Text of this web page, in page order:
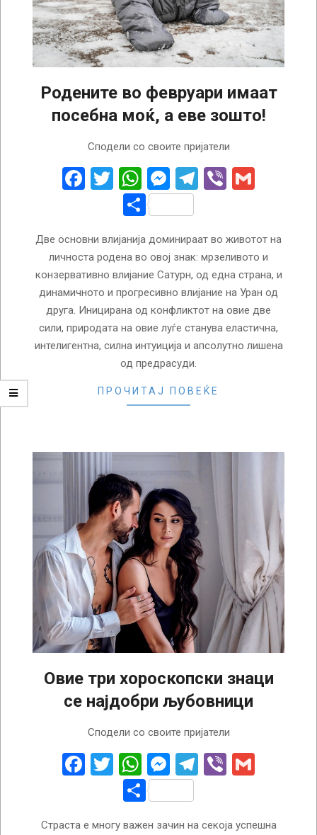
Родените во февруари имаат
посебна моќ, а еве зошто!
Сподели со своите пријатели
Facebook
Twitter
WhatsApp
Messenger
Telegram
Viber
Share
Две основни влијанија доминираат во животот на
личноста родена во овој знак: мрзеливото и
конзервативно влијание Сатурн, од една страна, и
динамичното и прогресивно влијание на Уран од
друга. Иницирана од конфликтот на овие две
сили, природата на овие луѓе станува еластична,
интелигентна, силна интуиција и апсолутно лишена
од предрасуди.
ПРОЧИТАЈ ПОВЕЌЕ
Овие три хороскопски знаци
се најдобри љубовници
Сподели со своите пријатели
Facebook
Twitter
WhatsApp
Messenger
Telegram
Viber
Share
Страста е многу важен зачин на секоја успешна